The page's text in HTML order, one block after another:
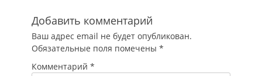
машине "Лада
Приора" к
перекрестку…
Добавить комментарий
Ваш адрес email не будет опубликован.
Обязательные поля помечены *
Комментарий *